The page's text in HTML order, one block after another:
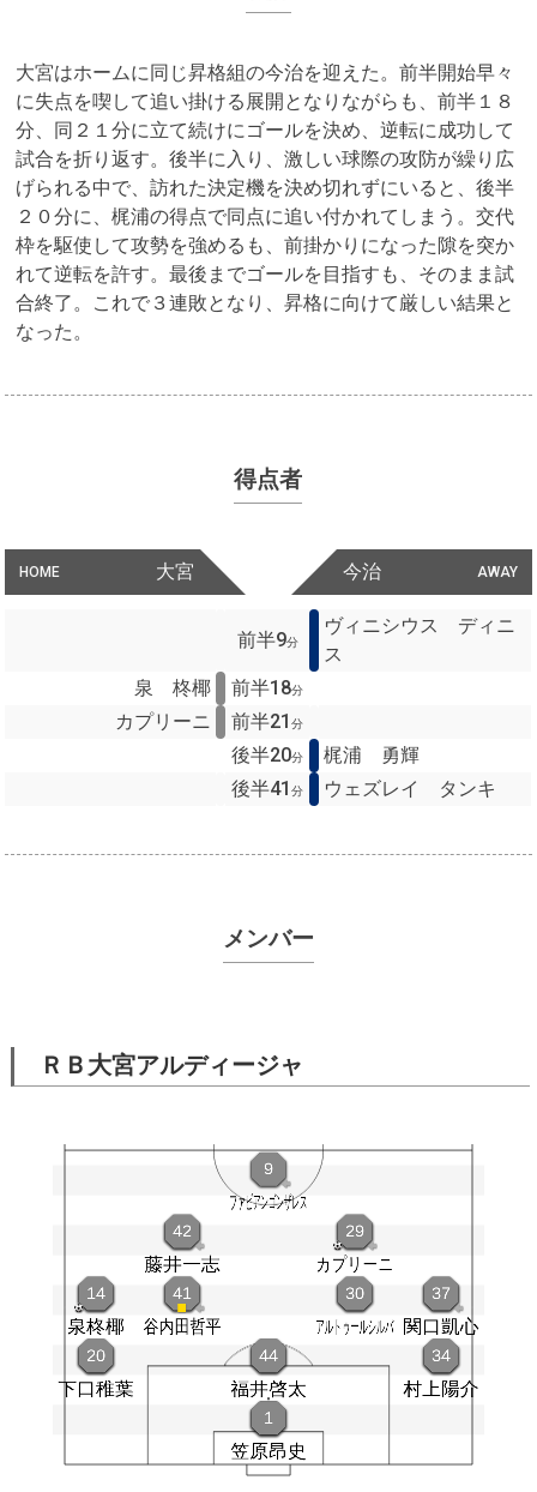
大宮はホームに同じ昇格組の今治を迎えた。前半開始早々
に失点を喫して追い掛ける展開となりながらも、前半１８
分、同２１分に立て続けにゴールを決め、逆転に成功して
試合を折り返す。後半に入り、激しい球際の攻防が繰り広
げられる中で、訪れた決定機を決め切れずにいると、後半
２０分に、梶浦の得点で同点に追い付かれてしまう。交代
枠を駆使して攻勢を強めるも、前掛かりになった隙を突か
れて逆転を許す。最後までゴールを目指すも、そのまま試
合終了。これで３連敗となり、昇格に向けて厳しい結果と
なった。
得点者
HOME 大宮 AWAY
今治
前半9分
ヴィニシウス ディニ
ス
泉 柊椰
前半18分
カプリーニ 前半21分
後半20分
梶浦 勇輝
後半41分 ウェズレイ タンキ
メンバー
ＲＢ大宮アルディージャ